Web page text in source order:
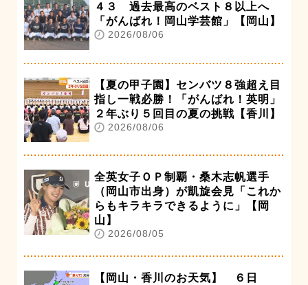
４３ 過去最高のベスト８以上へ
「がんばれ！岡山学芸館」【岡山】
2026/08/06
【夏の甲子園】センバツ８強超え目
指し一戦必勝！「がんばれ！英明」
２年ぶり５回目の夏の挑戦【香川】
2026/08/06
全英女子ＯＰ制覇・桑木志帆選手
（岡山市出身）が凱旋会見「これか
らもキラキラできるように」【岡
山】
2026/08/05
【岡山・香川のお天気】 ６日